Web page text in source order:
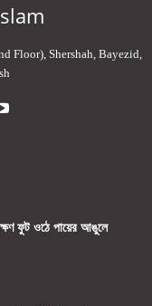
Floor), Shershah, Bayezid,
ফুট ওঠে পায়ের আঙুলে